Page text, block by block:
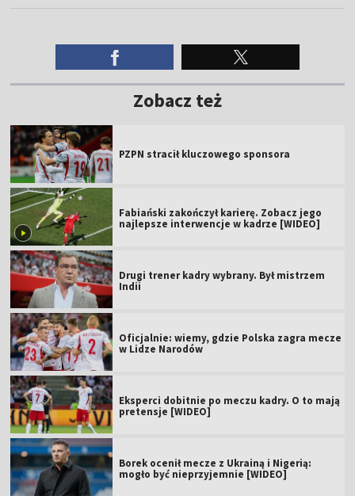
Zobacz też
PZPN stracił kluczowego sponsora
Fabiański zakończył karierę. Zobacz jego
najlepsze interwencje w kadrze [WIDEO]
Drugi trener kadry wybrany. Był mistrzem
Indii
Oficjalnie: wiemy, gdzie Polska zagra mecze
w Lidze Narodów
Eksperci dobitnie po meczu kadry. O to mają
pretensje [WIDEO]
Borek ocenił mecze z Ukrainą i Nigerią:
mogło być nieprzyjemnie [WIDEO]